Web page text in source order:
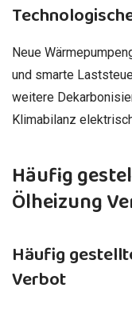
Neue
und smarte
weitere
Klimabilanz
Häufig
Ölheizung
Häufig
Verbot